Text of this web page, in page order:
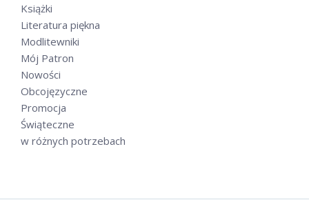
Książki
Literatura piękna
Modlitewniki
Mój Patron
Nowości
Obcojęzyczne
Promocja
Świąteczne
w różnych potrzebach